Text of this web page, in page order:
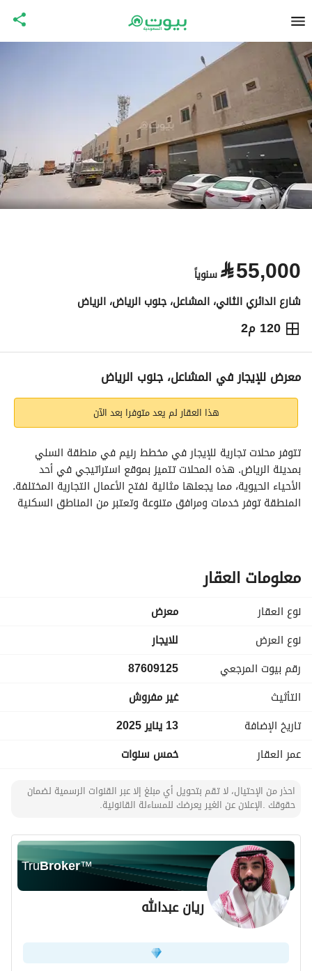
⃁55,000 سنوياً
شارع الدائري الثاني، المشاعل، جنوب الرياض، الرياض
120 م2
⃁
55,000
الإعلان الاماكن القريبة
معرض للإيجار في المشاعل، جنوب الرياض
هذا العقار لم يعد متوفرا بعد الآن
موقع متميز في مخطط رنيم، السلي
محلات بمساحات متعددة
قرب من الخدمات الأساسية والمرافق
منطقة حيوية تسهم في جذب الزوار والعملاء
معلومات العقار
نوع العقار
معرض
نوع العرض
للايجار
رقم بيوت المرجعي
87609125
التأثيث
غير مفروش
تاريخ الإضافة
13 يناير 2025
عمر العقار
خمس سنوات
احذر من الإحتيال، لا تقم بتحويل أي مبلغ إلا عبر القنوات الرسمية لضمان
حقوقك .الإعلان عن الغير يعرضك للمساءلة القانونية.
TruBroker™
ريان عبدالله